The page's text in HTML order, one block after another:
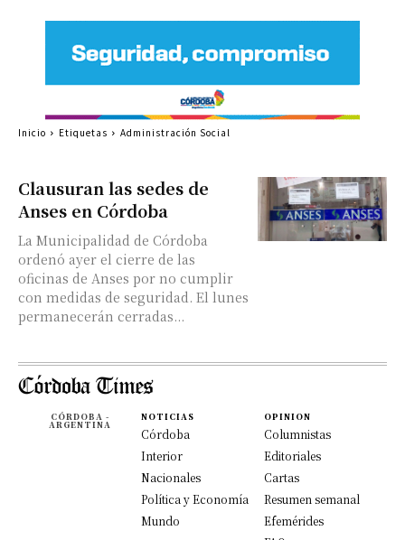
Clausuran las sedes de
Anses en Córdoba
La Municipalidad de Córdoba
ordenó ayer el cierre de las
oficinas de Anses por no cumplir
con medidas de seguridad. El lunes
permanecerán cerradas...
Inicio Etiquetas Administración Social
CÓRDOBA -
ARGENTINA
NOTICIAS
Córdoba
Interior
Nacionales
Política y Economía
Mundo
OPINION
Columnistas
Editoriales
Cartas
Resumen semanal
Efemérides